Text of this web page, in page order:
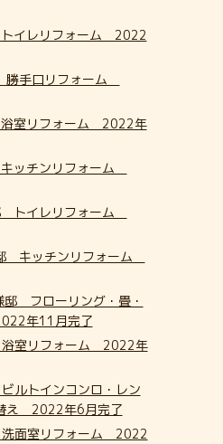
イレリフォーム 2022
手口リフォーム
室リフォーム 2022年
ッチンリフォーム
トイレリフォーム
キッチンリフォーム
フローリング・畳・
年11月完了
室リフォーム 2022年
トインコンロ・レン
え 2022年6月完了
面室リフォーム 2022